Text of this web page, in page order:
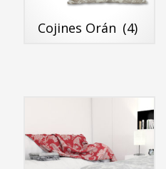
Cojines Orán (4)